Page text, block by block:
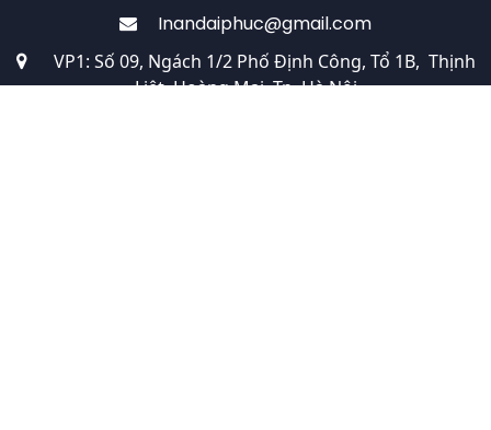
Inandaiphuc@gmail.com
VP1: Số 09, Ngách 1/2 Phố Định Công, Tổ 1B, Thịnh
Liệt, Hoàng Mai, Tp. Hà Nội